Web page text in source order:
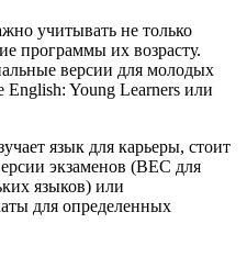
учитывать не только
программы их возрасту.
версии для молодых
Young Learners или
язык для карьеры, стоит
экзаменов (BEC для
языков) или
для определенных